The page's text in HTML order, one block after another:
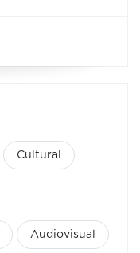
Cultural
Audiovisual